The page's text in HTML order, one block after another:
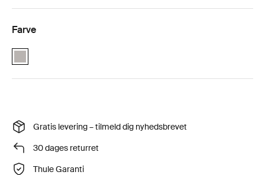
Farve
Thule newborn inlay Soft Gray (selected)
Gratis levering – tilmeld dig nyhedsbrevet
30 dages returret
Thule Garanti